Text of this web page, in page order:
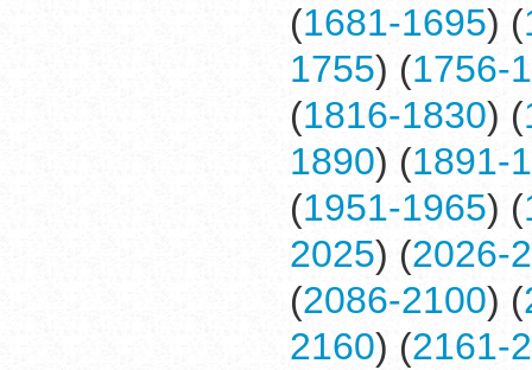
(1681-1695) (
1755) (1756-
(1816-1830) (
1890) (1891-
(1951-1965) (
2025) (2026-
(2086-2100) (
2160) (2161-